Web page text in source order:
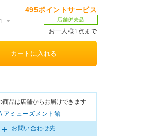
495ポイントサービス
店舗併売品
お一人様1点まで
商品は店舗からお届けできます
アミューズメント館
お問い合わせ先